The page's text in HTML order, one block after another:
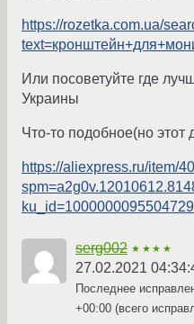
https://rozetka.com.ua/
Или посоветуйте где
Украины
Что-то подобное(но
https://aliexpress.ru/item/
serg002 ★★★★
27.02.2021
Последнее
+00:00 (всего